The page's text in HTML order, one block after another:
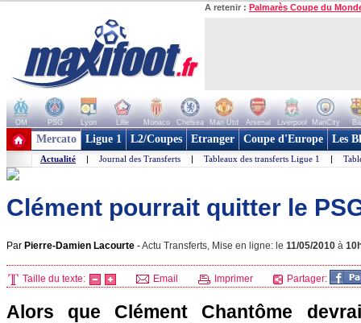
A retenir : Palmarès Coupe du
OM PSG Lyon Lille Monaco Chelsea Man Utd Arsenal Liverpool ManCity
+ de clubs
Mercato Ligue 1 L2/Coupes Etranger Coupe d'Europe Les
Actualité | Journal des Transferts | Tableaux des transferts Ligue 1 |
Clément pourrait quitter le
Par Pierre-Damien Lacourte -Actu Transferts, Mise en ligne: le 11/05/2010 à
Taille du texte: Email Imprimer Partager:
Alors que Clément Chantôme